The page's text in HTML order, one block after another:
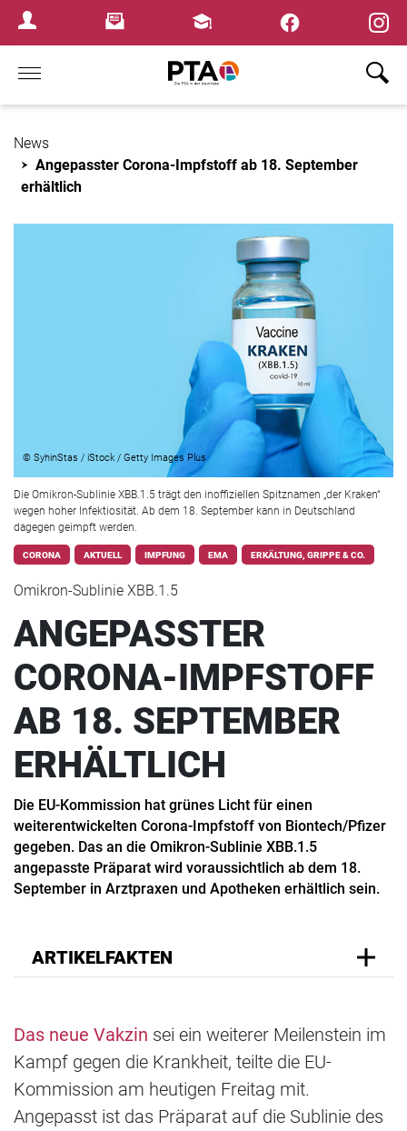
Login MenuNewsletterFortbildungen
Home
News
Angepasster Corona-Impfstoff ab 18. September
erhältlich
© SyhinStas / iStock / Getty Images Plus
Die Omikron-Sublinie XBB.1.5 trägt den inoffiziellen Spitznamen „der Kraken“
wegen hoher Infektiosität. Ab dem 18. September kann in Deutschland
dagegen geimpft werden.
CORONA AKTUELL IMPFUNG EMA ERKÄLTUNG, GRIPPE & CO.
Omikron-Sublinie XBB.1.5
ANGEPASSTER
CORONA-IMPFSTOFF
AB 18. SEPTEMBER
ERHÄLTLICH
Die EU-Kommission hat grünes Licht für einen
weiterentwickelten Corona-Impfstoff von Biontech/Pfizer
gegeben. Das an die Omikron-Sublinie XBB.1.5
angepasste Präparat wird voraussichtlich ab dem 18.
September in Arztpraxen und Apotheken erhältlich sein.
ARTIKELFAKTEN
Das neue Vakzin sei ein weiterer Meilenstein im
Kampf gegen die Krankheit, teilte die EU-
Kommission am heutigen Freitag mit.
Angepasst ist das Präparat auf die Sublinie des
×